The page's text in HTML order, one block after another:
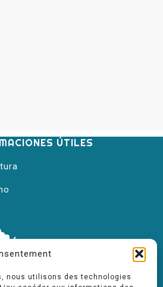
nous utilisons des technologies
ÚTILES